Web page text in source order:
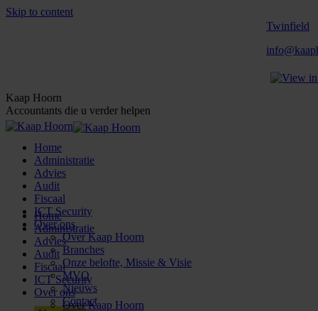
Skip to content
Twinfield
Kaap Hoorn
Accountants die u verder helpen
Home
Administratie
Advies
Audit
Fiscaal
ICT Security
Over ons
Over Kaap Hoorn
Branches
Onze belofte, Missie & Visie
MVO
Nieuws
Contact
Home
Administratie
Advies
Audit
Fiscaal
ICT Security
Over ons
Over Kaap Hoorn